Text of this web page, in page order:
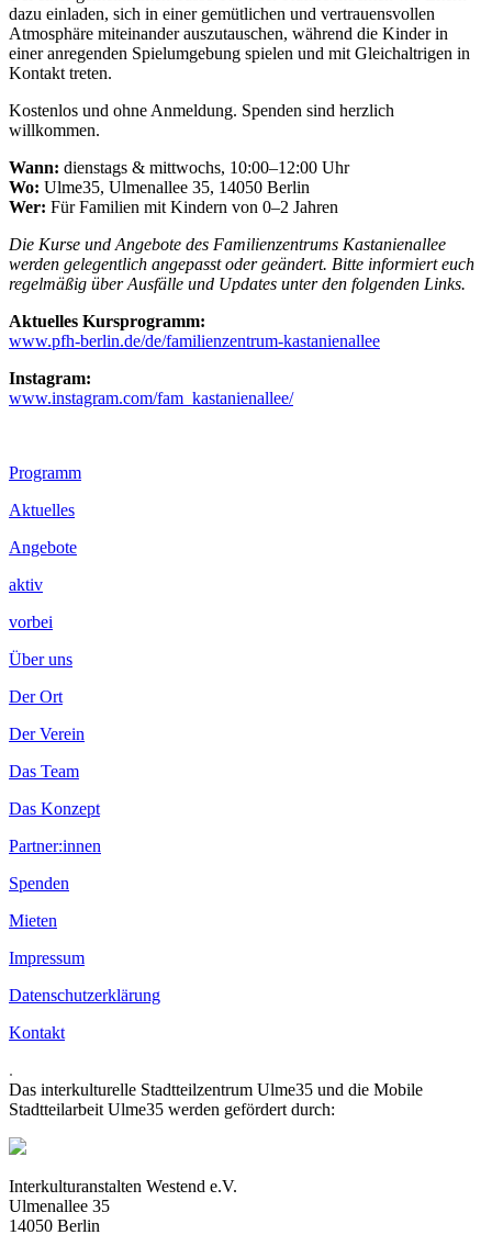
dazu einladen, sich in einer gemütlichen und vertrauensvollen
Atmosphäre miteinander auszutauschen, während die Kinder in
einer anregenden Spielumgebung spielen und mit Gleichaltrigen in
Kontakt treten.
Kostenlos und ohne Anmeldung. Spenden sind herzlich
willkommen.
Wann: dienstags & mittwochs, 10:00–12:00 Uhr
Wo: Ulme35, Ulmenallee 35, 14050 Berlin
Wer: Für Familien mit Kindern von 0–2 Jahren
Die Kurse und Angebote des Familienzentrums Kastanienallee
werden gelegentlich angepasst oder geändert. Bitte informiert euch
regelmäßig über Ausfälle und Updates unter den folgenden Links.
Aktuelles Kursprogramm:
www.pfh-berlin.de/de/familienzentrum-kastanienallee
Instagram:
www.instagram.com/fam_kastanienallee/
Footer
Inhalt
Programm
Aktuelles
Angebote
aktiv
vorbei
Über uns
Der Ort
Der Verein
Das Team
Das Konzept
Partner:innen
Spenden
Mieten
Impressum
Datenschutzerklärung
Kontakt
.
Das interkulturelle Stadtteilzentrum Ulme35 und die Mobile
Stadtteilarbeit Ulme35 werden gefördert durch:
Interkulturanstalten Westend e.V.
Ulmenallee 35
14050 Berlin